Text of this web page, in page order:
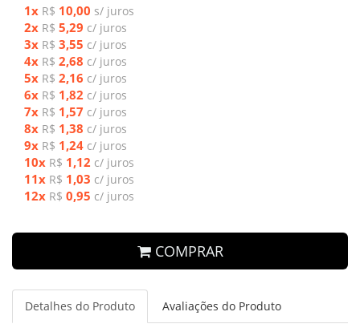
1x R$ 10,00 s/ juros
2x R$ 5,29 c/ juros
3x R$ 3,55 c/ juros
4x R$ 2,68 c/ juros
5x R$ 2,16 c/ juros
6x R$ 1,82 c/ juros
7x R$ 1,57 c/ juros
8x R$ 1,38 c/ juros
9x R$ 1,24 c/ juros
10x R$ 1,12 c/ juros
11x R$ 1,03 c/ juros
12x R$ 0,95 c/ juros
COMPRAR
Detalhes do Produto Avaliações do Produto